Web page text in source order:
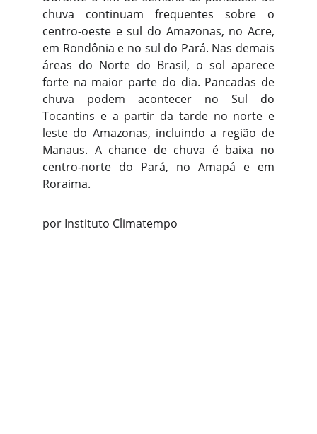
chuva continuam frequentes sobre o
centro-oeste e sul do Amazonas, no Acre,
em Rondônia e no sul do Pará. Nas demais
áreas do Norte do Brasil, o sol aparece
forte na maior parte do dia. Pancadas de
chuva podem acontecer no Sul do
Tocantins e a partir da tarde no norte e
leste do Amazonas, incluindo a região de
Manaus. A chance de chuva é baixa no
centro-norte do Pará, no Amapá e em
Roraima.
por Instituto Climatempo